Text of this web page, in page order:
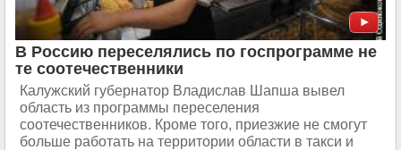
В Россию переселялись по госпрограмме не
те соотечественники
Калужский губернатор Владислав Шапша вывел
область из программы переселения
соотечественников. Кроме того, приезжие не смогут
больше работать на территории области в такси и